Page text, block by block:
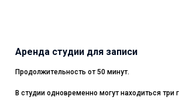
Аренда студии для записи
Продолжительность от 50 минут.
В студии одновременно могут находиться три